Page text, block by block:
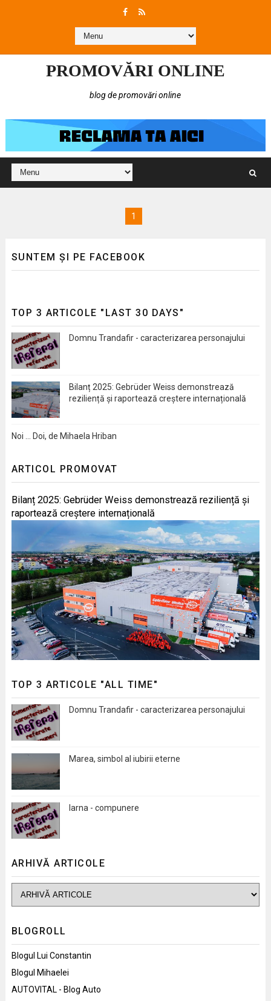
PROMOVĂRI ONLINE
blog de promovări online
1
SUNTEM ȘI PE FACEBOOK
TOP 3 ARTICOLE "LAST 30 DAYS"
Domnu Trandafir - caracterizarea personajului
Bilanț 2025: Gebrüder Weiss demonstrează
reziliență și raportează creștere internațională
Noi … Doi, de Mihaela Hriban
ARTICOL PROMOVAT
Bilanț 2025: Gebrüder Weiss demonstrează reziliență și
raportează creștere internațională
TOP 3 ARTICOLE "ALL TIME"
Domnu Trandafir - caracterizarea personajului
Marea, simbol al iubirii eterne
Iarna - compunere
ARHIVĂ ARTICOLE
BLOGROLL
Blogul Lui Constantin
Blogul Mihaelei
AUTOVITAL - Blog Auto